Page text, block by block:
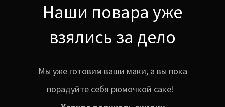
Наши повара уже
взялись за дело
Мы уже готовим ваши маки, а вы пока
порадуйте себя рюмочкой саке!